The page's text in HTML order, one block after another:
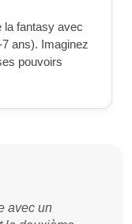
la fantasy avec
ans). Imaginez
pouvoirs
avec un